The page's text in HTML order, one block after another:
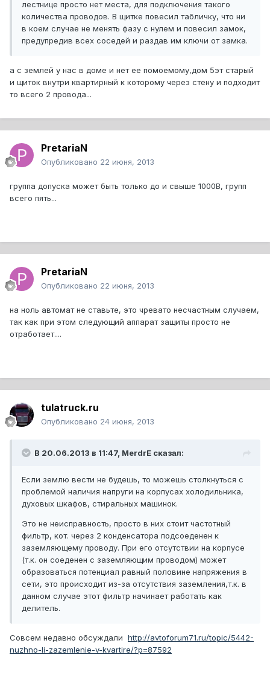
лестнице просто нет места, для подключения такого
количества проводов. В щитке повесил табличку, что ни
в коем случае не менять фазу с нулем и повесил замок,
предупредив всех соседей и раздав им ключи от замка.
а с землей у нас в доме и нет ее помоемому,дом 5эт старый
и щиток внутри квартирный к которому через стену и подходит
то всего 2 провода...
PretariaN
Опубликовано 22 июня, 2013
группа допуска может быть только до и свыше 1000В, групп
всего пять...
PretariaN
Опубликовано 22 июня, 2013
на ноль автомат не ставьте, это чревато несчастным случаем,
так как при этом следующий аппарат защиты просто не
отработает....
tulatruck.ru
Опубликовано 24 июня, 2013
В 20.06.2013 в 11:47, MerdrE сказал:
Если землю вести не будешь, то можешь столкнуться с
проблемой наличия напруги на корпусах холодильника,
духовых шкафов, стиральных машинок.
Это не неисправность, просто в них стоит частотный
фильтр, кот. через 2 конденсатора подсоеденен к
заземляющему проводу. При его отсутствии на корпусе
(т.к. он соеденен с заземляющим проводом) может
образоваться потенциал равный половине напряжения в
сети, это происходит из-за отсутствия заземления,т.к. в
данном случае этот фильтр начинает работать как
делитель.
Совсем недавно обсуждали http://avtoforum71.ru/topic/5442-
nuzhno-li-zazemlenie-v-kvartire/?p=87592